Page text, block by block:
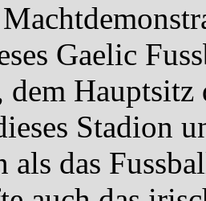
Gaelic
dem
Stadion
als das